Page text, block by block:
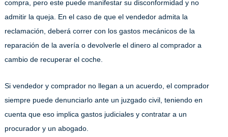
compra, pero este puede manifestar su disconformidad y no
admitir la queja. En el caso de que el vendedor admita la
reclamación, deberá correr con los gastos mecánicos de la
reparación de la avería o devolverle el dinero al comprador a
cambio de recuperar el coche.
Si vendedor y comprador no llegan a un acuerdo, el comprador
siempre puede denunciarlo ante un juzgado civil, teniendo en
cuenta que eso implica gastos judiciales y contratar a un
procurador y un abogado.